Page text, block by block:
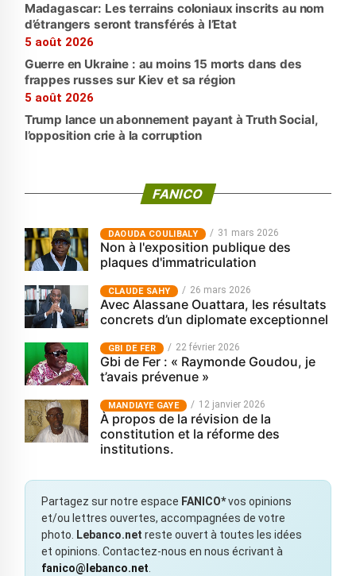
Madagascar: Les terrains coloniaux inscrits au nom
d’étrangers seront transférés à l’Etat
5 août 2026
Guerre en Ukraine : au moins 15 morts dans des
frappes russes sur Kiev et sa région
5 août 2026
Trump lance un abonnement payant à Truth Social,
l’opposition crie à la corruption
FANICO
‎DAOUDA COULIBALY 31 mars 2026
Non à l'exposition publique des
plaques d'immatriculation
CLAUDE SAHY 26 mars 2026
Avec Alassane Ouattara, les résultats
concrets d’un diplomate exceptionnel
GBI DE FER 22 février 2026
Gbi de Fer : « Raymonde Goudou, je
t’avais prévenue »
MANDIAYE GAYE 12 janvier 2026
À propos de la révision de la
constitution et la réforme des
institutions.
Partagez sur notre espace FANICO*vos opinions
et/ou lettres ouvertes, accompagnées de votre
photo. Lebanco.net reste ouvert à toutes les idées
et opinions. Contactez-nous en nous écrivant à
fanico@lebanco.net.